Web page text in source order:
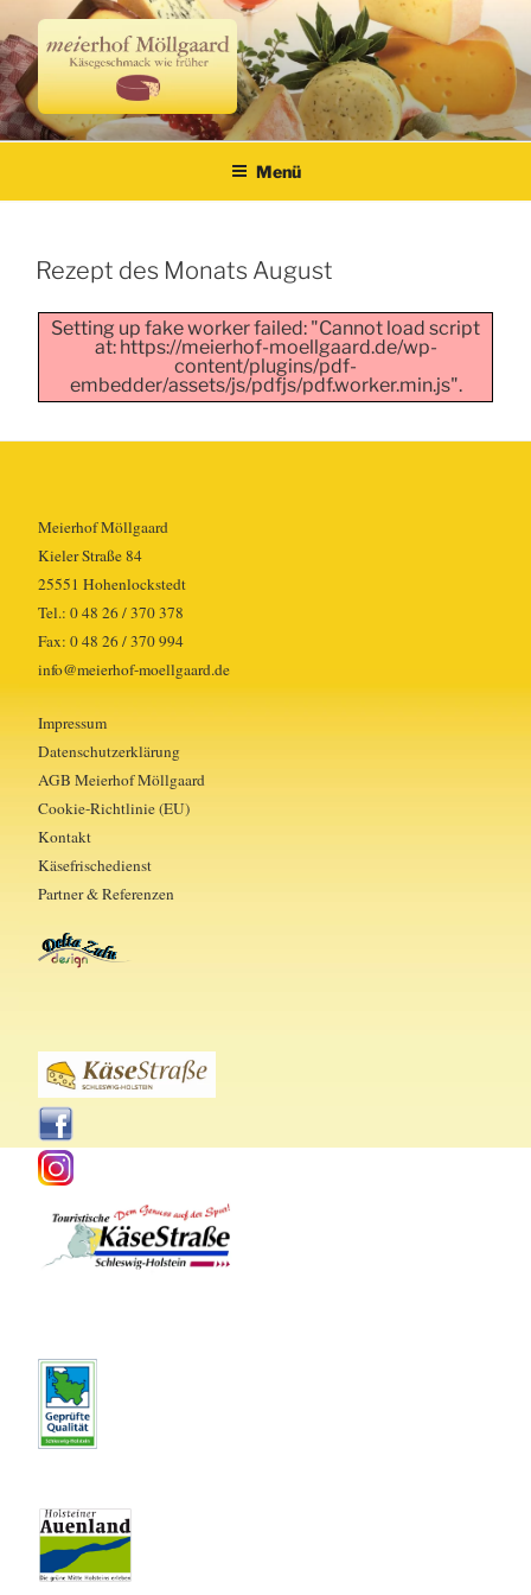
Inhalt
springen
Meierhof Möllgaard
Käsegeschmack wie früher
Menü
VERÖFFENTLICHT
Rezept des Monats August
Setting up fake worker failed: "Cannot load script
at: https://meierhof-moellgaard.de/wp-
content/plugins/pdf-
embedder/assets/js/pdfjs/pdf.worker.min.js".
Meierhof Möllgaard
Kieler Straße 84
25551 Hohenlockstedt
Tel.: 0 48 26 / 370 378
Fax: 0 48 26 / 370 994
info@meierhof-moellgaard.de
Impressum
Datenschutzerklärung
AGB Meierhof Möllgaard
Cookie-Richtlinie (EU)
Kontakt
Käsefrischedienst
Partner & Referenzen